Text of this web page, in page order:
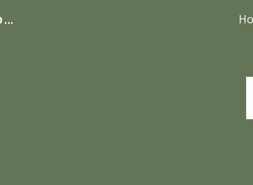
to main content
logiBUS - your process under control